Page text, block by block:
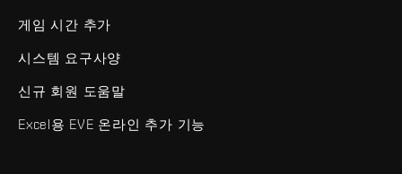
게임 시간 추가
시스템 요구사양
신규 회원 도움말
Excel용 EVE 온라인 추가 기능